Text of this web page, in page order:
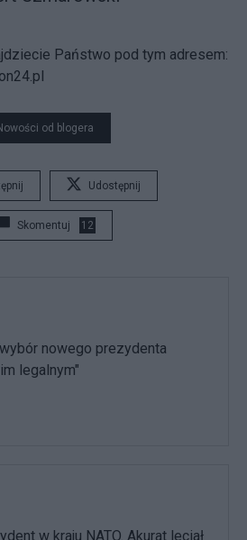
Państwo pod tym adresem:
od blogera
Udostępnij
Skomentuj 12
nowego prezydenta
legalnym"
w kraju NATO. Akurat leciał